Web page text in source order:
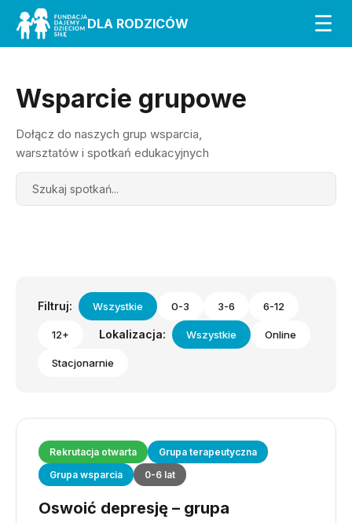
DLA RODZICÓW ☰
Wsparcie grupowe
Dołącz do naszych grup wsparcia,
warsztatów i spotkań edukacyjnych
Search
Filtruj: Wszystkie 0-3 3-6 6-12
12+ Lokalizacja: Wszystkie Online
Stacjonarnie
Rekrutacja otwarta
Grupa terapeutyczna
Grupa wsparcia
0-6 lat
Oswoić depresję – grupa